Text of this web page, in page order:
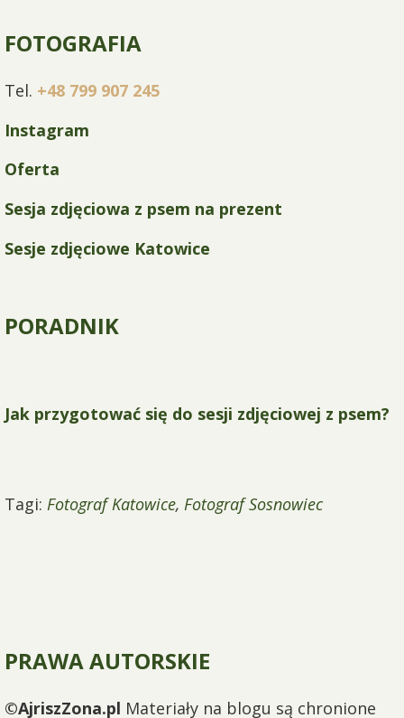
FOTOGRAFIA
Tel. +48 799 907 245
Instagram
Oferta
Sesja zdjęciowa z psem na prezent
Sesje zdjęciowe Katowice
PORADNIK
Jak przygotować się do sesji zdjęciowej z psem?
Tagi: Fotograf Katowice, Fotograf Sosnowiec
PRAWA AUTORSKIE
©AjriszZona.pl Materiały na blogu są chronione